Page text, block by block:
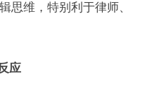
思维，特别利于律师、
应